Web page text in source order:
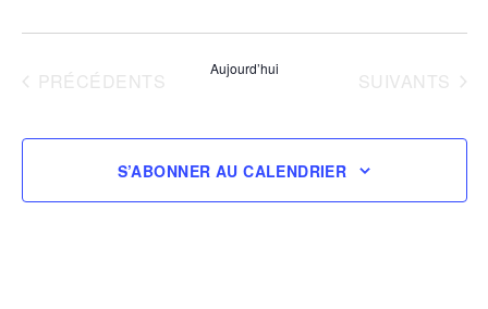
ÉVÈNEMENTS
PRÉCÉDENTS
Aujourd’hui ÉVÈNEMENTS
SUIVANTS
S’ABONNER AU CALENDRIER